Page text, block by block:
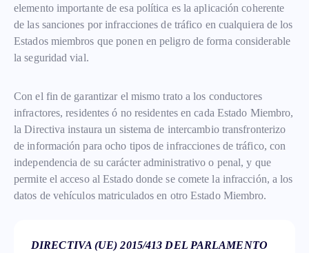
elemento importante de esa política es la aplicación coherente
de las sanciones por infracciones de tráfico en cualquiera de los
Estados miembros que ponen en peligro de forma considerable
la seguridad vial.
Con el fin de garantizar el mismo trato a los conductores
infractores, residentes ó no residentes en cada Estado Miembro,
la Directiva instaura un sistema de intercambio transfronterizo
de información para ocho tipos de infracciones de tráfico, con
independencia de su carácter administrativo o penal, y que
permite el acceso al Estado donde se comete la infracción, a los
datos de vehículos matriculados en otro Estado Miembro.
DIRECTIVA (UE) 2015/413 DEL PARLAMENTO